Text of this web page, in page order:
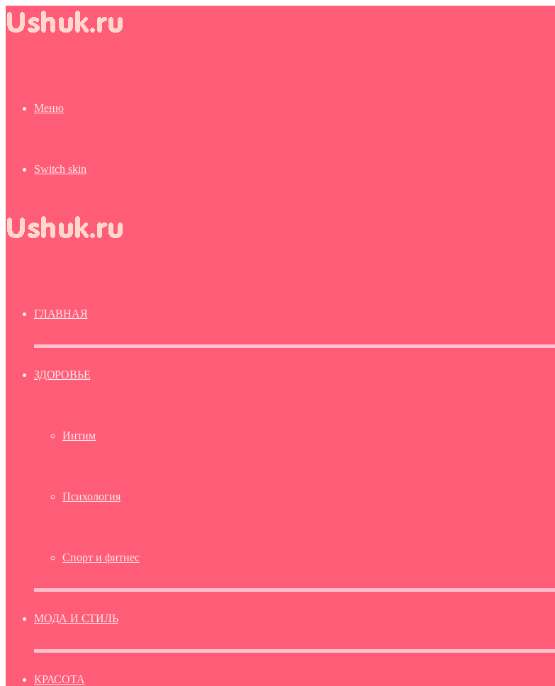
Меню
Switch skin
ГЛАВНАЯ
ЗДОРОВЬЕ
Интим
Психология
Спорт и фитнес
МОДА И СТИЛЬ
КРАСОТА